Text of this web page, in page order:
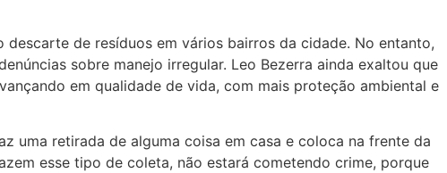
de resíduos em vários bairros da cidade. No entanto,
sobre manejo irregular. Leo Bezerra ainda exaltou que
em qualidade de vida, com mais proteção ambiental e
uma retirada de alguma coisa em casa e coloca na frente da
esse tipo de coleta, não estará cometendo crime, porque